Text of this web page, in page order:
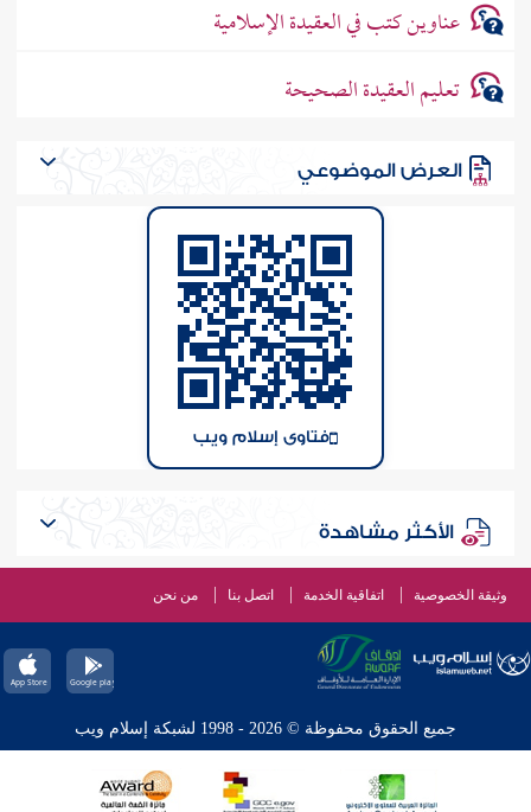
عناوين كتب في العقيدة الإسلامية
تعليم العقيدة الصحيحة
العرض الموضوعي
فتاوى إسلام ويب
الأكثر مشاهدة
وثيقة الخصوصية اتفاقية الخدمة اتصل بنا من نحن
جميع الحقوق محفوظة © 2026 - 1998 لشبكة إسلام ويب